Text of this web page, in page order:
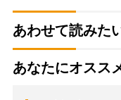
あわせて読みた
あなたにオスス